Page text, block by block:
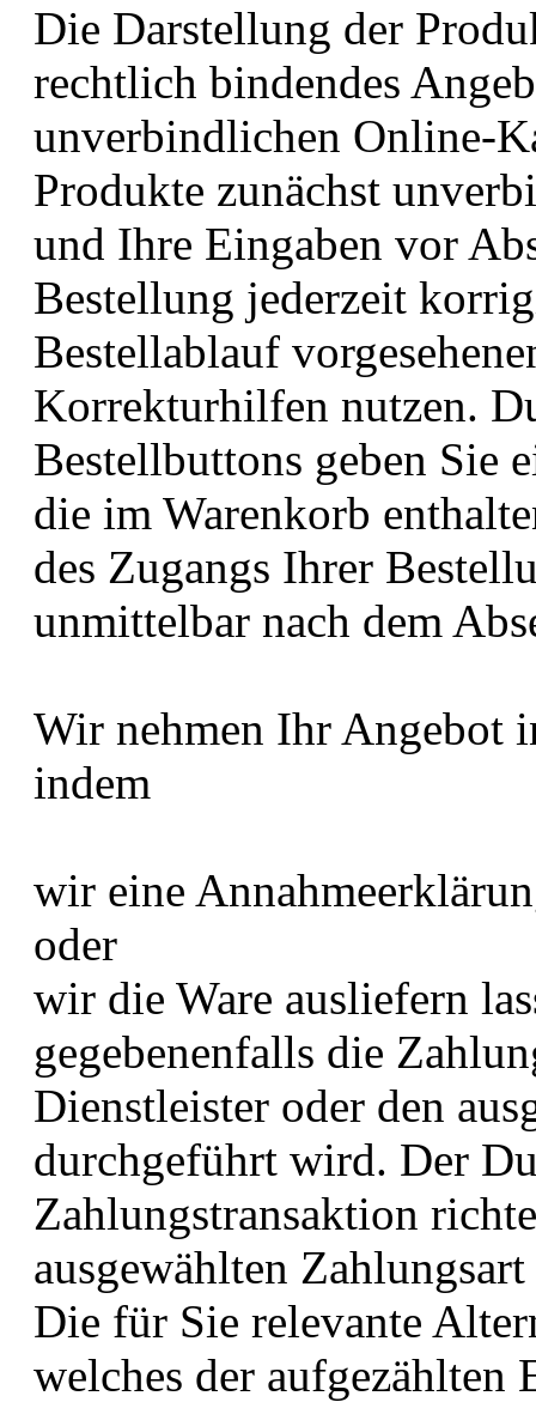
Die Darstellung der
rechtlich bindendes
unverbindlichen Online-
Produkte zunächst
und Ihre Eingaben vor
Bestellung jederzeit
Bestellablauf
Korrekturhilfen nutzen.
Bestellbuttons geben Sie
die im Warenkorb
des Zugangs Ihrer
unmittelbar nach dem
Wir nehmen Ihr Angebot
indem
wir eine
oder
wir die Ware ausliefern
gegebenenfalls die
Dienstleister oder den
durchgeführt wird. Der
Zahlungstransaktion
ausgewählten
Die für Sie relevante
welches der aufgezählten